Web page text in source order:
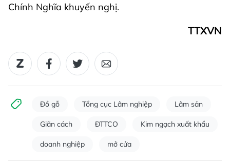
Chính Nghĩa khuyến nghị.
TTXVN
Đồ gỗ Tổng cục Lâm nghiệp Lâm sản
Giãn cách ĐTTCO Kim ngạch xuất khẩu
doanh nghiệp mở cửa